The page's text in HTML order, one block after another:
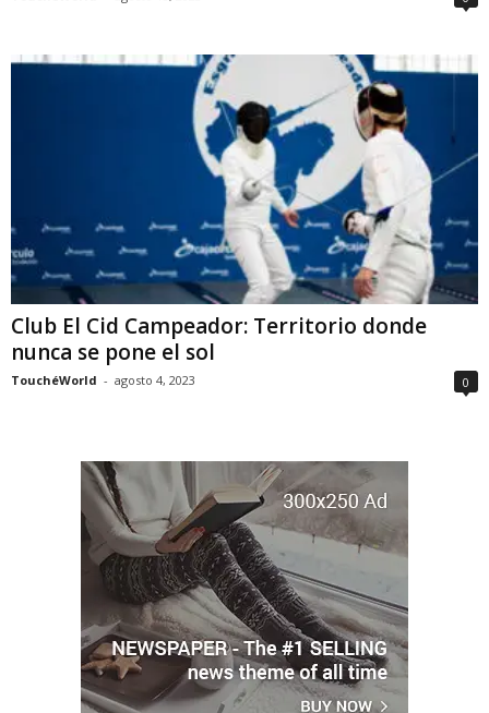
Club El Cid Campeador: Territorio donde
nunca se pone el sol
TouchéWorld - agosto 4, 2023 0